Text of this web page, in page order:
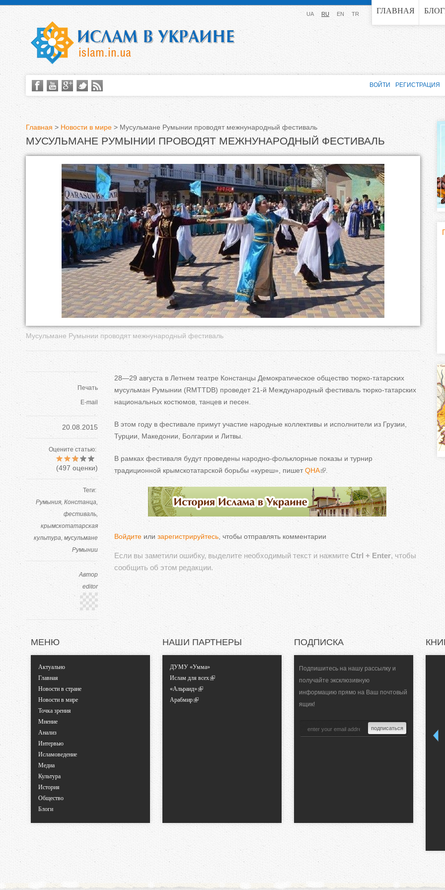
Jump to navigation ГЛАВНАЯ
UA RU EN TR
В
Главная > Новости в мире > Мусульмане Румынии проводят межнународный фестиваль
МУСУЛЬМАНЕ РУМЫНИИ ПРОВОДЯТ МЕЖНУНАРОДНЫЙ ФЕСТИВАЛЬ
Мусульмане Румынии проводят межнународный фестиваль
Печать
E-mail
20.08.2015
Оцените статью:
(497 оценки)
Теги:
Румыния Констанца
фестиваль
крымскотатарская
культура мусульмане
Румынии
Автор
editor
28—29 августа в Летнем театре Констанцы Демократическое общество тюрко-татарских
мусульман Румынии (RMTTDB) проведет 21-й Международный фестиваль тюрко-татарских
национальных костюмов, танцев и песен.
В этом году в фестивале примут участие народные коллективы и исполнители из Грузии,
Турции, Македонии, Болгарии и Литвы.
В рамках фестиваля будут проведены народно-фольклорные показы и турнир
традиционной крымскотатарской борьбы «куреш» , пишетQHA
Войдите или зарегистрируйтесь , чтобы отправлять комментарии
Если вы заметили ошибку, выделите необходимый текст и нажмите Ctrl + Enter, чтобы
сообщить об этом редакции.
ВОЙТИ РЕГИСТРАЦИЯ
н
т
а
л
ь
е
а
к
к
к
)
МЕНЮ
Актуально
Главная
Новости в стране
Новости в мире
Точка зрения
Мнение
Анализ
Интервью
Исламоведение
Медиа
Культура
История
Общество
Блоги
НАШИ ПАРТНЕРЫ
ДУМУ «Умма»
Ислам для всех
«Альраид»
Арабмир
ПОДПИСКА
Подпишитесь на нашу рассылку и
получайте эксклюзивную
информацию прямо на Ваш почтовый
ящик!